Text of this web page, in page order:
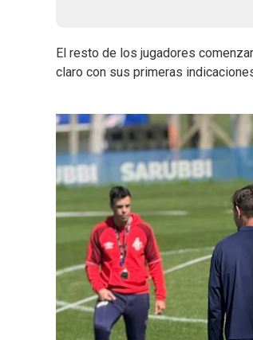
El resto de los jugadores
claro con sus primeras